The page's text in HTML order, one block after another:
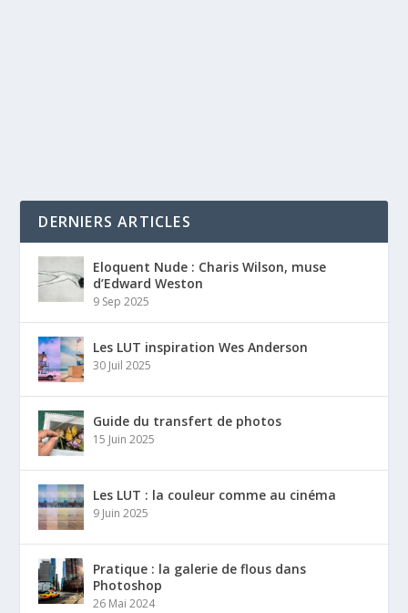
DERNIERS ARTICLES
Eloquent Nude : Charis Wilson, muse
d’Edward Weston
9 Sep 2025
Les LUT inspiration Wes Anderson
30 Juil 2025
Guide du transfert de photos
15 Juin 2025
Les LUT : la couleur comme au cinéma
9 Juin 2025
Pratique : la galerie de flous dans
Photoshop
26 Mai 2024